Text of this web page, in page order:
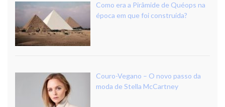
Como era a Pirâmide de Quéops na
época em que foi construída?
Couro-Vegano – O novo passo da
moda de Stella McCartney